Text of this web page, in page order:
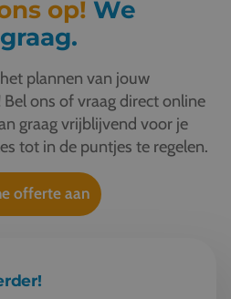
op! We
plannen van jouw
ons of vraag direct online
graag vrijblijvend voor je
tot in de puntjes te regelen.
offerte aan